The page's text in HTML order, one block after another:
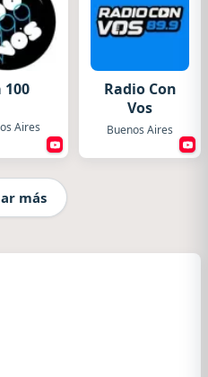
100
Aires
Radio Con
Vos
Buenos Aires
más